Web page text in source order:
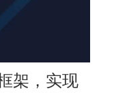
架，实现